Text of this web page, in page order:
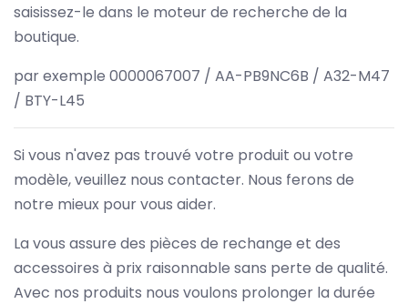
saisissez-le dans le moteur de recherche de la
boutique.
par exemple 0000067007 / AA-PB9NC6B / A32-M47
/ BTY-L45
Si vous n'avez pas trouvé votre produit ou votre
modèle, veuillez nous contacter. Nous ferons de
notre mieux pour vous aider.
La vous assure des pièces de rechange et des
accessoires à prix raisonnable sans perte de qualité.
Avec nos produits nous voulons prolonger la durée